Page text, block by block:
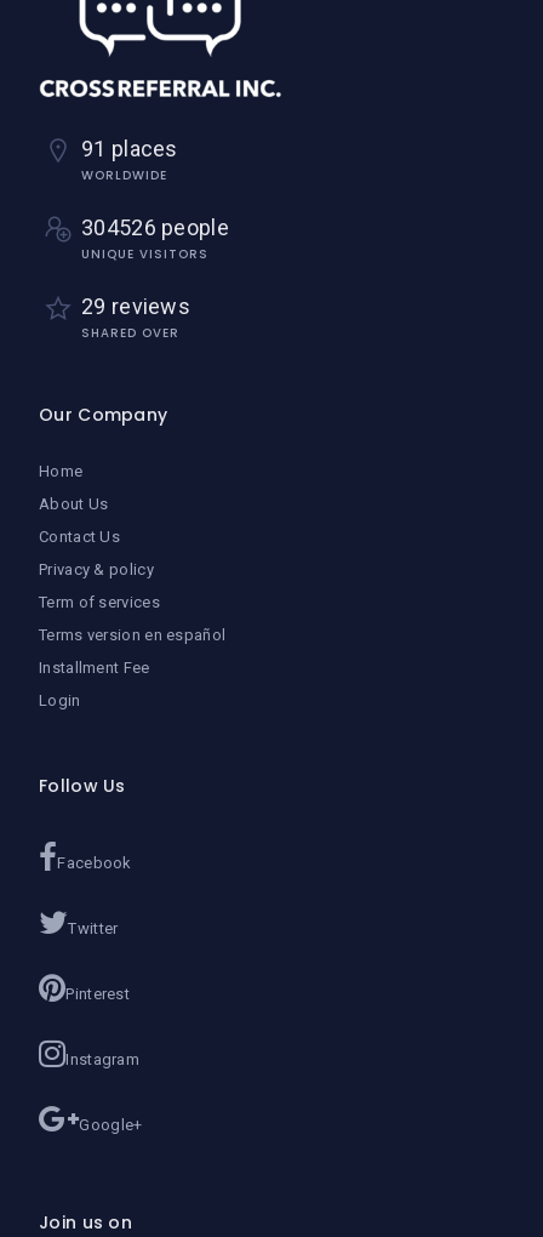
91 places
WORLDWIDE
304526 people
UNIQUE VISITORS
29 reviews
SHARED OVER
Our Company
Home
About Us
Contact Us
Privacy & policy
Term of services
Terms version en español
Installment Fee
Login
Follow Us
Facebook
Twitter
Pinterest
Instagram
Google+
Join us on